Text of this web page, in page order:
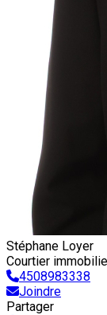
Stéphane Loyer
Courtier
4508983338
Joindre
Partager